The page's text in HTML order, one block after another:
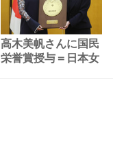
高木美帆さんに国民
栄誉賞授与＝日本女